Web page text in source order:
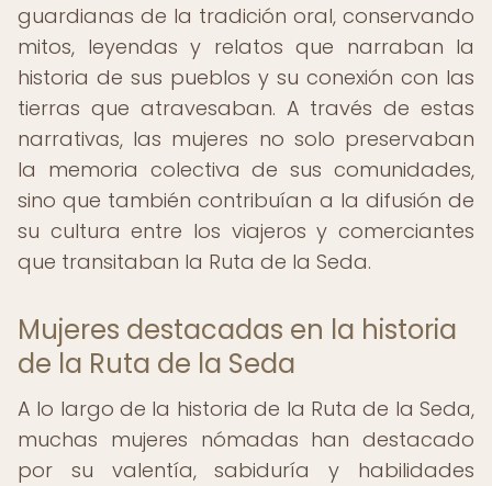
guardianas de la tradición oral, conservando
mitos, leyendas y relatos que narraban la
historia de sus pueblos y su conexión con las
tierras que atravesaban. A través de estas
narrativas, las mujeres no solo preservaban
la memoria colectiva de sus comunidades,
sino que también contribuían a la difusión de
su cultura entre los viajeros y comerciantes
que transitaban la Ruta de la Seda.
Mujeres destacadas en la historia
de la Ruta de la Seda
A lo largo de la historia de la Ruta de la Seda,
muchas mujeres nómadas han destacado
por su valentía, sabiduría y habilidades